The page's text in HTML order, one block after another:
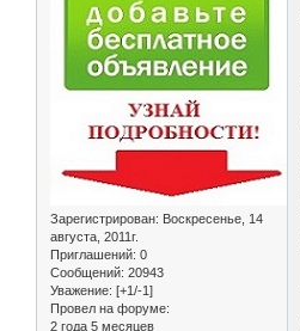
Зарегистрирован: Воскресенье, 14
августа, 2011г.
Приглашений: 0
Сообщений: 20943
Уважение: [+1/-1]
Провел на форуме:
2 года 5 месяцев